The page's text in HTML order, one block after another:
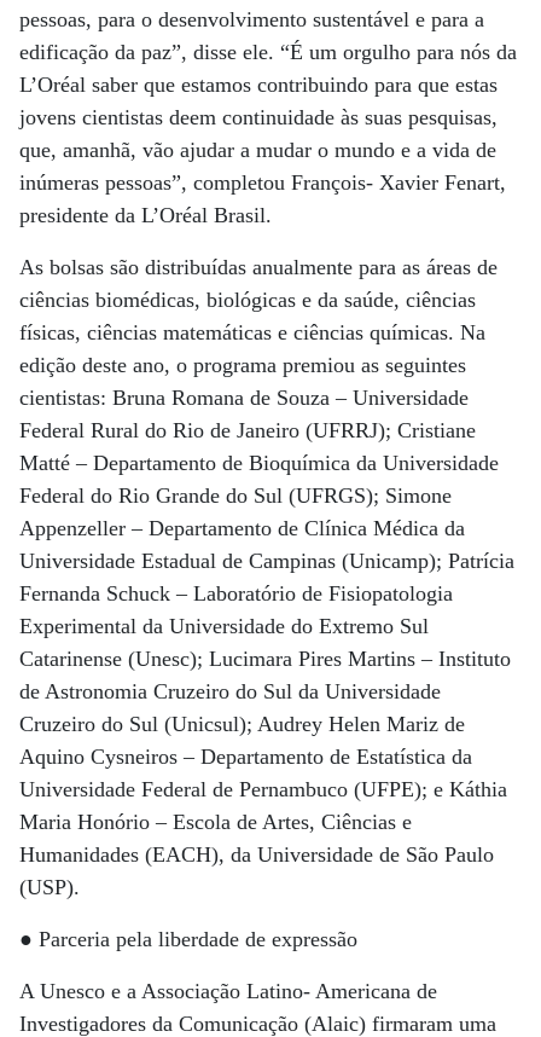
pessoas, para o desenvolvimento sustentável e para a
edificação da paz”, disse ele. “É um orgulho para nós da
L’Oréal saber que estamos contribuindo para que estas
jovens cientistas deem continuidade às suas pesquisas,
que, amanhã, vão ajudar a mudar o mundo e a vida de
inúmeras pessoas”, completou François- Xavier Fenart,
presidente da L’Oréal Brasil.
As bolsas são distribuídas anualmente para as áreas de
ciências biomédicas, biológicas e da saúde, ciências
físicas, ciências matemáticas e ciências químicas. Na
edição deste ano, o programa premiou as seguintes
cientistas: Bruna Romana de Souza – Universidade
Federal Rural do Rio de Janeiro (UFRRJ); Cristiane
Matté – Departamento de Bioquímica da Universidade
Federal do Rio Grande do Sul (UFRGS); Simone
Appenzeller – Departamento de Clínica Médica da
Universidade Estadual de Campinas (Unicamp); Patrícia
Fernanda Schuck – Laboratório de Fisiopatologia
Experimental da Universidade do Extremo Sul
Catarinense (Unesc); Lucimara Pires Martins – Instituto
de Astronomia Cruzeiro do Sul da Universidade
Cruzeiro do Sul (Unicsul); Audrey Helen Mariz de
Aquino Cysneiros – Departamento de Estatística da
Universidade Federal de Pernambuco (UFPE); e Káthia
Maria Honório – Escola de Artes, Ciências e
Humanidades (EACH), da Universidade de São Paulo
(USP).
● Parceria pela liberdade de expressão
A Unesco e a Associação Latino- Americana de
Investigadores da Comunicação (Alaic) firmaram uma